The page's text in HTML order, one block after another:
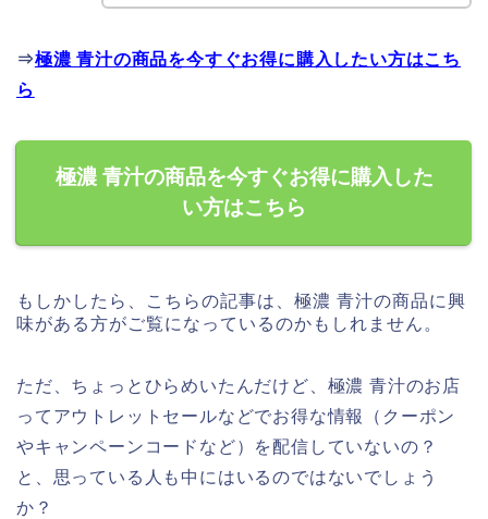
⇒極濃 青汁の商品を今すぐお得に購入したい方はこち
ら
極濃 青汁の商品を今すぐお得に購入した
い方はこちら
もしかしたら、こちらの記事は、極濃 青汁の商品に興
味がある方がご覧になっているのかもしれません。
ただ、ちょっとひらめいたんだけど、極濃 青汁のお店
ってアウトレットセールなどでお得な情報（クーポン
やキャンペーンコードなど）を配信していないの？
と、思っている人も中にはいるのではないでしょう
か？